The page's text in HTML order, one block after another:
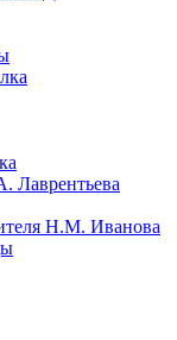
Лаврентьева
Н.М. Иванова